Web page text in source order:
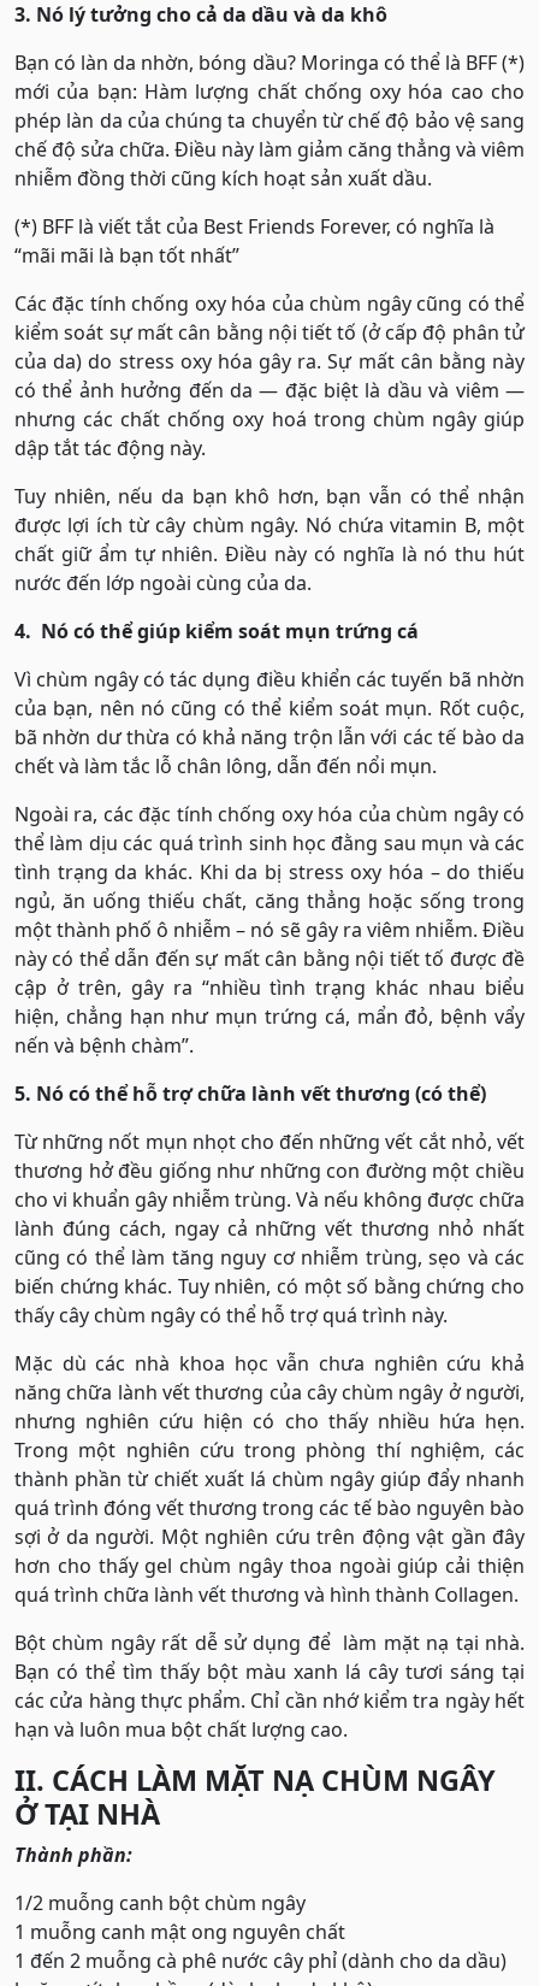
3. Nó lý tưởng cho cả da dầu và da khô
Bạn có làn da nhờn, bóng dầu? Moringa có thể là BFF (*)
mới của bạn: Hàm lượng chất chống oxy hóa cao cho
phép làn da của chúng ta chuyển từ chế độ bảo vệ sang
chế độ sửa chữa. Điều này làm giảm căng thẳng và viêm
nhiễm đồng thời cũng kích hoạt sản xuất dầu.
(*) BFF là viết tắt của Best Friends Forever, có nghĩa là
“mãi mãi là bạn tốt nhất”
Các đặc tính chống oxy hóa của chùm ngây cũng có thể
kiểm soát sự mất cân bằng nội tiết tố (ở cấp độ phân tử
của da) do stress oxy hóa gây ra. Sự mất cân bằng này
có thể ảnh hưởng đến da — đặc biệt là dầu và viêm —
nhưng các chất chống oxy hoá trong chùm ngây giúp
dập tắt tác động này.
Tuy nhiên, nếu da bạn khô hơn, bạn vẫn có thể nhận
được lợi ích từ cây chùm ngây. Nó chứa vitamin B, một
chất giữ ẩm tự nhiên. Điều này có nghĩa là nó thu hút
nước đến lớp ngoài cùng của da.
4. Nó có thể giúp kiểm soát mụn trứng cá
Vì chùm ngây có tác dụng điều khiển các tuyến bã nhờn
của bạn, nên nó cũng có thể kiểm soát mụn. Rốt cuộc,
bã nhờn dư thừa có khả năng trộn lẫn với các tế bào da
chết và làm tắc lỗ chân lông, dẫn đến nổi mụn.
Ngoài ra, các đặc tính chống oxy hóa của chùm ngây có
thể làm dịu các quá trình sinh học đằng sau mụn và các
tình trạng da khác. Khi da bị stress oxy hóa – do thiếu
ngủ, ăn uống thiếu chất, căng thẳng hoặc sống trong
một thành phố ô nhiễm – nó sẽ gây ra viêm nhiễm. Điều
này có thể dẫn đến sự mất cân bằng nội tiết tố được đề
cập ở trên, gây ra “nhiều tình trạng khác nhau biểu
hiện, chẳng hạn như mụn trứng cá, mẩn đỏ, bệnh vẩy
nến và bệnh chàm”.
5. Nó có thể hỗ trợ chữa lành vết thương (có thể)
Từ những nốt mụn nhọt cho đến những vết cắt nhỏ, vết
thương hở đều giống như những con đường một chiều
cho vi khuẩn gây nhiễm trùng. Và nếu không được chữa
lành đúng cách, ngay cả những vết thương nhỏ nhất
cũng có thể làm tăng nguy cơ nhiễm trùng, sẹo và các
biến chứng khác. Tuy nhiên, có một số bằng chứng cho
thấy cây chùm ngây có thể hỗ trợ quá trình này.
Mặc dù các nhà khoa học vẫn chưa nghiên cứu khả
năng chữa lành vết thương của cây chùm ngây ở người,
nhưng nghiên cứu hiện có cho thấy nhiều hứa hẹn.
Trong một nghiên cứu trong phòng thí nghiệm, các
thành phần từ chiết xuất lá chùm ngây giúp đẩy nhanh
quá trình đóng vết thương trong các tế bào nguyên bào
sợi ở da người. Một nghiên cứu trên động vật gần đây
hơn cho thấy gel chùm ngây thoa ngoài giúp cải thiện
quá trình chữa lành vết thương và hình thành Collagen.
Bột chùm ngây rất dễ sử dụng để làm mặt nạ tại nhà.
Bạn có thể tìm thấy bột màu xanh lá cây tươi sáng tại
các cửa hàng thực phẩm. Chỉ cần nhớ kiểm tra ngày hết
hạn và luôn mua bột chất lượng cao.
II. CÁCH LÀM MẶT NẠ CHÙM NGÂY
Ở TẠI NHÀ
Thành phần:
1/2 muỗng canh bột chùm ngây
1 muỗng canh mật ong nguyên chất
1 đến 2 muỗng cà phê nước cây phỉ (dành cho da dầu)